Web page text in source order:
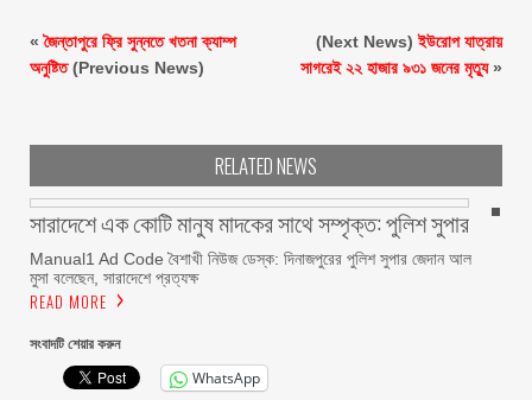
«জৈন্তাপুরে ফ্রি সুন্নতে খতনা ক্যাম্প
অনুষ্টিত(Previous News)
(Next News)ইউরোপ যাত্রায়
সাগরেই ২২ হাজার ৯৩১ জনের মৃত্যু»
RELATED NEWS
সারাদেশে এক কোটি মানুষ মাদকের সাথে সম্পৃক্ত: পুলিশ সুপার
Manual1 Ad Code বৈশাখী নিউজ ডেস্ক: দিনাজপুরের পুলিশ সুপার জেদান আল
মুসা বলেছেন, সারাদেশে প্রত্যক্ষ
READ MORE
সংবাদটি শেয়ার করুন
WhatsApp